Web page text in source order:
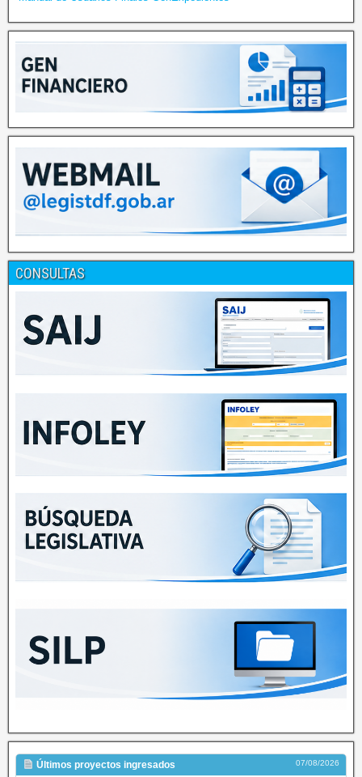
CONSULTAS
Últimos proyectos ingresados 07/08/2026